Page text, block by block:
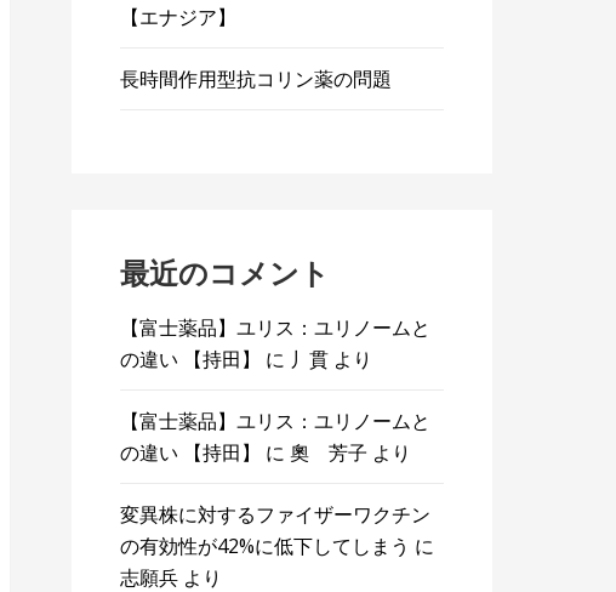
【エナジア】
長時間作用型抗コリン薬の問題
最近のコメント
【富士薬品】ユリス：ユリノームと
の違い 【持田】
に 丿貫 より
【富士薬品】ユリス：ユリノームと
の違い 【持田】
に奧 芳子 より
変異株に対するファイザーワクチン
の有効性が42%に低下してしまう に
志願兵 より